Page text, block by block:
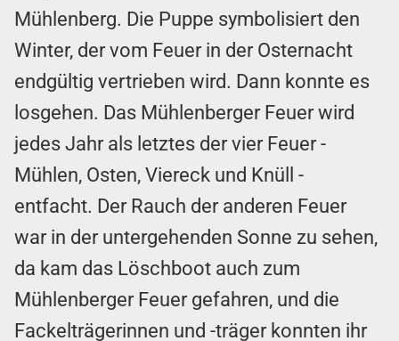
Mühlenberg. Die Puppe symbolisiert den
Winter, der vom Feuer in der Osternacht
endgültig vertrieben wird. Dann konnte es
losgehen. Das Mühlenberger Feuer wird
jedes Jahr als letztes der vier Feuer -
Mühlen, Osten, Viereck und Knüll -
entfacht. Der Rauch der anderen Feuer
war in der untergehenden Sonne zu sehen,
da kam das Löschboot auch zum
Mühlenberger Feuer gefahren, und die
Fackelträgerinnen und -träger konnten ihr